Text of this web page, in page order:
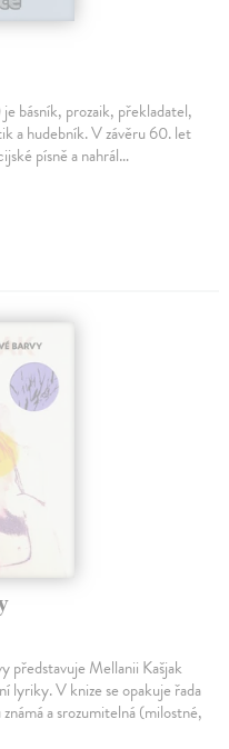
básník, prozaik, překladatel,
a hudebník. V závěru 60. let
písně a nahrál…
představuje Mellanii Kašjak
lyriky. V knize se opakuje řada
a srozumitelná (milostné,